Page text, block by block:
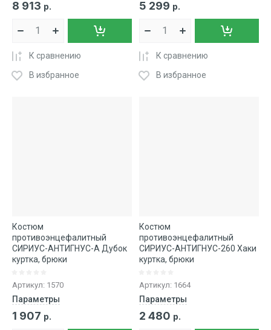
8 913 р.
К сравнению
В избранное
5 299 р.
К сравнению
В избранное
Костюм
противоэнцефалитный
СИРИУС-АНТИГНУС-А Дубок
куртка, брюки
Артикул: 1570
Параметры
1 907 р.
Костюм
противоэнцефалитный
СИРИУС-АНТИГНУС-260 Хаки
куртка, брюки
Артикул: 1664
Параметры
2 480 р.